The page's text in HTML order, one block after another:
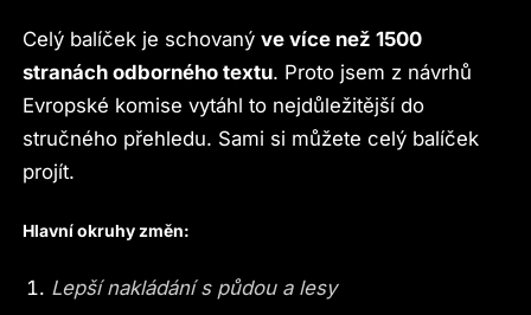
Celý balíček je schovanýve více než 1500
stranách odborného textu. Proto jsem z návrhů
Evropské komise vytáhl to nejdůležitější do
stručného přehledu. Sami si můžete celý balíček
projít.
Hlavní okruhy změn:
Lepší nakládání s půdou a lesy